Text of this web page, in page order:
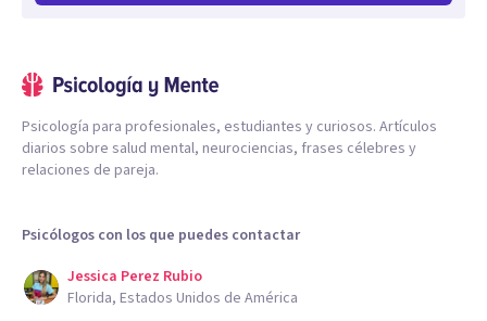
Psicología para profesionales, estudiantes y curiosos. Artículos
diarios sobre salud mental, neurociencias, frases célebres y
relaciones de pareja.
Psicólogos con los que puedes contactar
Jessica Perez Rubio
Florida, Estados Unidos de América